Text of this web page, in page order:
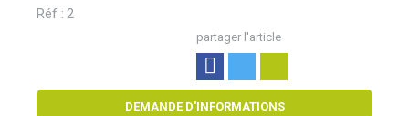
Réf : 2
partager l'article
DEMANDE D'INFORMATIONS